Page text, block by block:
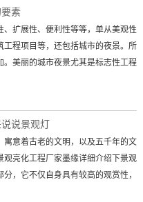
素
扩展性、便利性等等，单从美观性
程项目等，还包括城市的夜景。所
美丽的城市夜景尤其是标志性工程
说景观灯
意着古老的文明，以及五千年的文
亮化工程厂家墨缘详细介绍下景观
它不仅自身具有较高的观赏性，